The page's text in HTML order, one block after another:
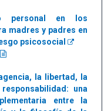
personal en los
madres y padres en
psicosocial
la libertad, la
una
entre la